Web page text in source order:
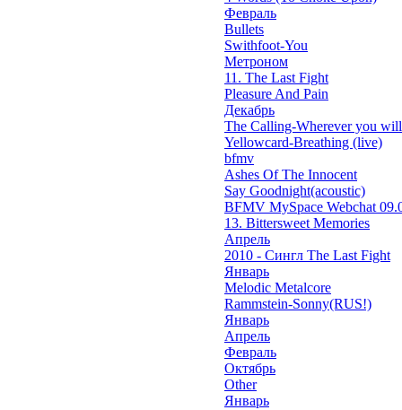
Февраль
Bullets
Swithfoot-You
Метроном
11. The Last Fight
Pleasure And Pain
Декабрь
The Calling-Wherever you
Yellowcard-Breathing (live)
bfmv
Ashes Of The Innocent
Say Goodnight(acoustic)
BFMV MySpace Webchat
13. Bittersweet Memories
Апрель
2010 - Сингл The Last Fight
Январь
Melodic Metalcore
Rammstein-Sonny(RUS!)
Январь
Апрель
Февраль
Октябрь
Other
Январь